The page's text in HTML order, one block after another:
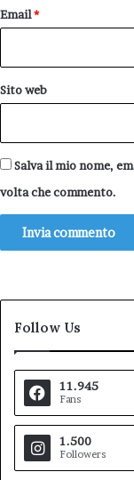
Email*
Sito web
Salva il mio nome,
volta che commento.
Follow Us
11.945
Fans
1.500
Followers